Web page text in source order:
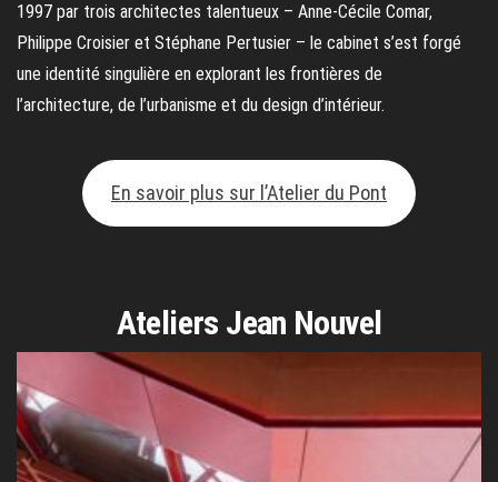
1997 par trois architectes talentueux – Anne-Cécile Comar,
Philippe Croisier et Stéphane Pertusier – le cabinet s’est forgé
une identité singulière en explorant les frontières de
l’architecture, de l’urbanisme et du design d’intérieur.
En savoir plus sur l’Atelier du Pont
Ateliers Jean Nouvel